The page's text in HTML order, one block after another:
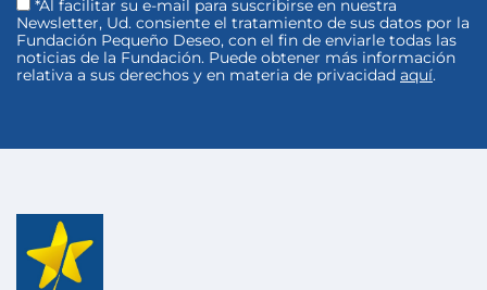
*Al facilitar su e-mail para suscribirse en nuestra
Newsletter, Ud. consiente el tratamiento de sus datos por la
Fundación Pequeño Deseo, con el fin de enviarle todas las
noticias de la Fundación. Puede obtener más información
relativa a sus derechos y en materia de privacidad aquí.